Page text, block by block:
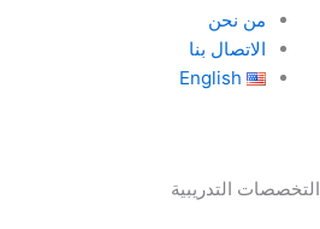
من نحن
الاتصال بنا
English
التخصصات التدريبية